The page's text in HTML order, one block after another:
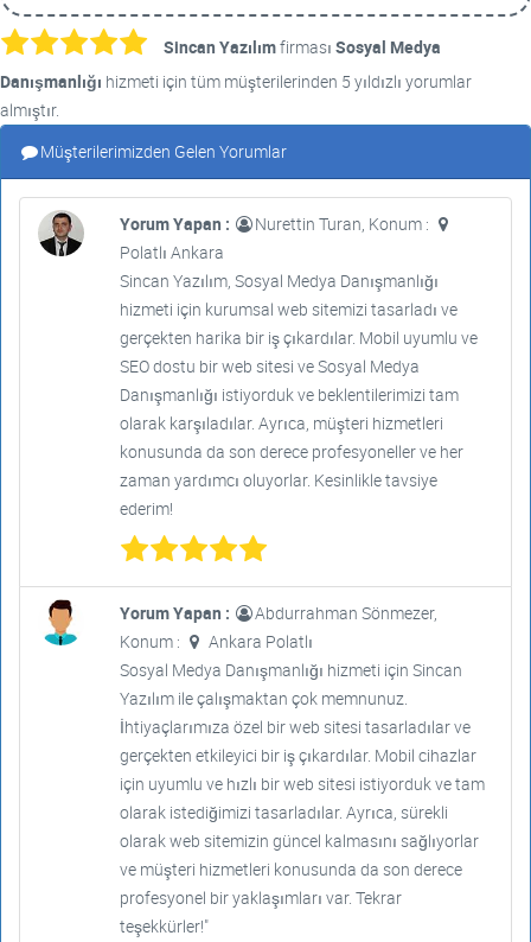
Sincan Yazılımfirması Sosyal Medya
Danışmanlığı hizmeti için tüm müşterilerinden 5 yıldızlı yorumlar
almıştır.
Müşterilerimizden Gelen Yorumlar
Yorum Yapan :
Nurettin Turan, Konum :
Polatlı Ankara
Sincan Yazılım, Sosyal Medya Danışmanlığı
hizmeti için kurumsal web sitemizi tasarladı ve
gerçekten harika bir iş çıkardılar. Mobil uyumlu ve
SEO dostu bir web sitesi ve Sosyal Medya
Danışmanlığı istiyorduk ve beklentilerimizi tam
olarak karşıladılar. Ayrıca, müşteri hizmetleri
konusunda da son derece profesyoneller ve her
zaman yardımcı oluyorlar. Kesinlikle tavsiye
ederim!
Yorum Yapan :
Abdurrahman Sönmezer,
Konum :
Ankara Polatlı
Sosyal Medya Danışmanlığı hizmeti için Sincan
Yazılım ile çalışmaktan çok memnunuz.
İhtiyaçlarımıza özel bir web sitesi tasarladılar ve
gerçekten etkileyici bir iş çıkardılar. Mobil cihazlar
için uyumlu ve hızlı bir web sitesi istiyorduk ve tam
olarak istediğimizi tasarladılar. Ayrıca, sürekli
olarak web sitemizin güncel kalmasını sağlıyorlar
ve müşteri hizmetleri konusunda da son derece
profesyonel bir yaklaşımları var. Tekrar
teşekkürler!"